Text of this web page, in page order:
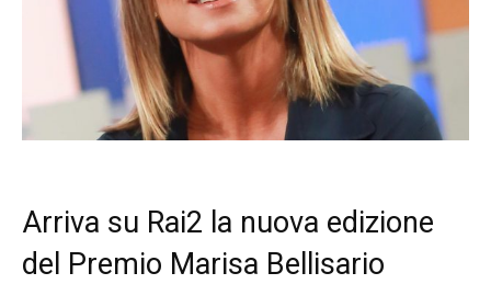
Arriva su Rai2 la nuova edizione
del Premio Marisa Bellisario